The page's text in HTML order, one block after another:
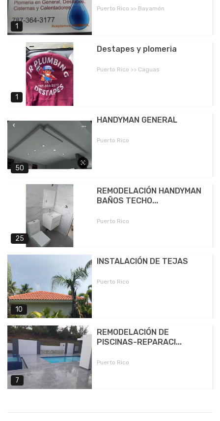
1
Puerto Rico >> Bayamón
1
Destapes y plomeria
Puerto Rico >> Caguas
50
HANDYMAN GENERAL
Puerto Rico
25
REMODELACIÓN HANDYMAN
BAÑOS TECHO...
Puerto Rico
10
INSTALACIÓN DE TEJAS
Puerto Rico
7
REMODELACIÓN DE
PISCINAS-REPARACI...
Puerto Rico